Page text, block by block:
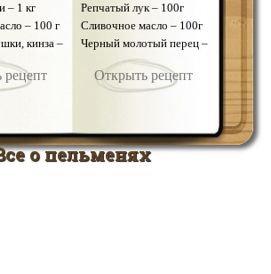
– 1 кг
– 100 г
кинза –
черный
рецепт
Горчица 1 ст. л. Майонез
2 ст. л. Соевый соус
1ст.л. Укропное масло
(самодельное) 1/2 ч. л.
Уксус 9 проц. 1 ст. л.
Репчатый лук – 100г
Сливочное масло – 100г
Черный молотый перец –
по вкусу Красный
молотый перец – по
Открыть рецепт
60г
вкусу
хлеб и
о пельменях